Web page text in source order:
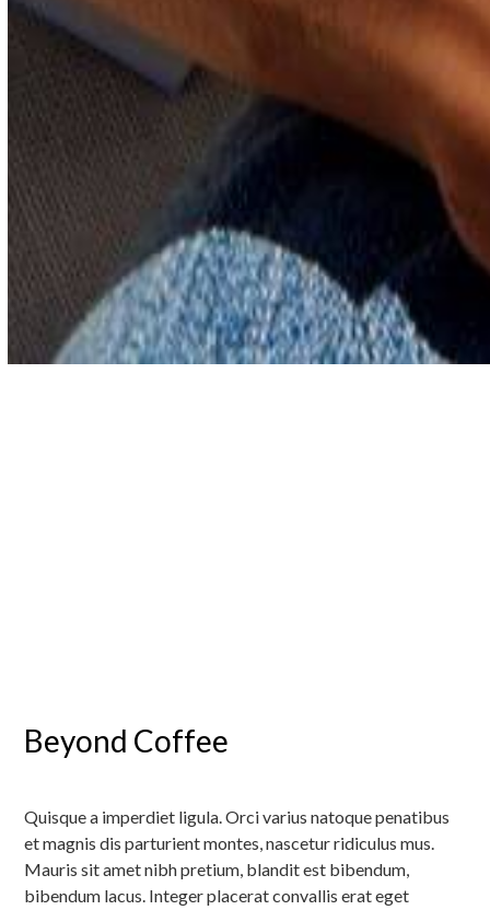
Beyond Coffee
Quisque a imperdiet ligula. Orci varius natoque penatibus
et magnis dis parturient montes, nascetur ridiculus mus.
Mauris sit amet nibh pretium, blandit est bibendum,
bibendum lacus. Integer placerat convallis erat eget